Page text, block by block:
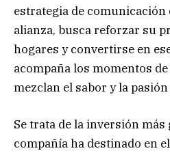
estrategia de comunicación
alianza, busca reforzar su
hogares y convertirse en
acompaña los momentos
mezclan el sabor y la
Se trata de la inversión más
compañía ha destinado en